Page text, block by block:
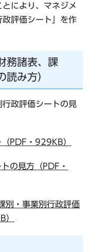
により、マネジメ
評価シート」を作
務諸表、課
読み方）
政評価シートの見
PDF・929KB）
の見方（PDF・
別・事業別行政評価
）